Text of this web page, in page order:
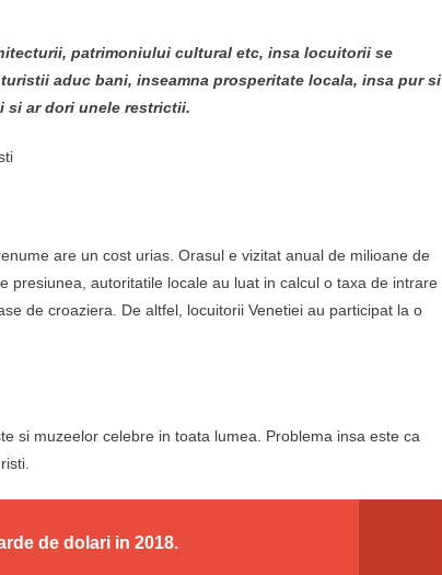
patrimoniului cultural etc, insa locuitorii se
aduc bani, inseamna prosperitate locala, insa pur si
si ar dori unele restrictii.
are un cost urias. Orasul e vizitat anual de milioane de
presiunea, autoritatile locale au luat in calcul o taxa de intrare
de croaziera. De altfel, locuitorii Venetiei au participat la o
si muzeelor celebre in toata lumea. Problema insa este ca
de dolari in 2018.